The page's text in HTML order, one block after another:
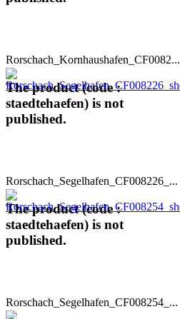
Rorschach_Kornhaushafen_CF0082...
The product (code :
staedtehaefen) is not
published.
Rorschach_Segelhafen_CF008226_...
The product (code :
staedtehaefen) is not
published.
Rorschach_Segelhafen_CF008254_...